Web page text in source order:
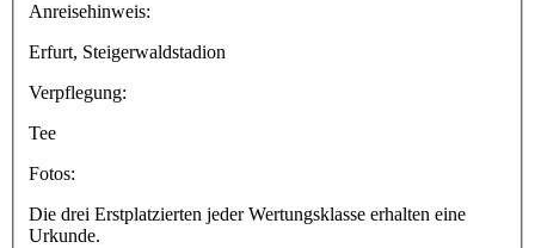
Anreisehinweis:
Erfurt, Steigerwaldstadion
Verpflegung:
Tee
Fotos:
Die drei Erstplatzierten jeder Wertungsklasse erhalten eine
Urkunde.